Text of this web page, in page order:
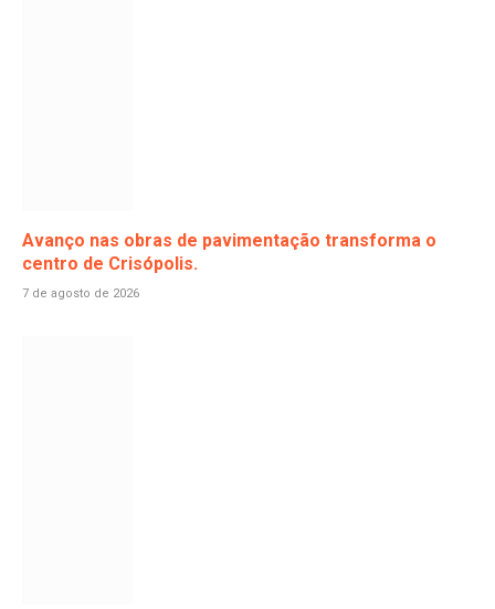
Avanço nas obras de pavimentação transforma o
centro de Crisópolis.
7 de agosto de 2026